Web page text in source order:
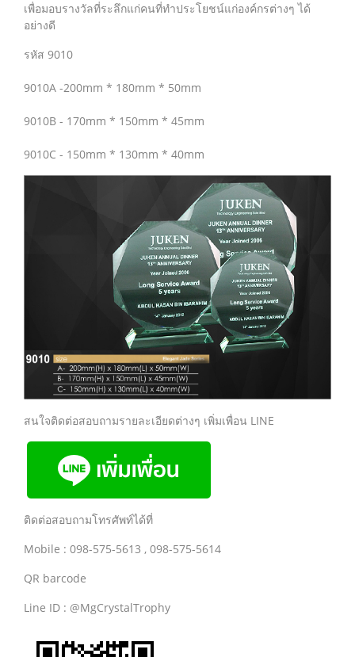
เพื่อมอบรางวัลที่ระลึกแก่คนที่ทำประโยชน์แก่องค์กรต่างๆ ได้
อย่างดี
รหัส 9010
9010A -200mm * 180mm * 50mm
9010B - 170mm * 150mm * 45mm
9010C - 150mm * 130mm * 40mm
สนใจติดต่อสอบถามรายละเอียดต่างๆ เพิ่มเพื่อน LINE
ติดต่อสอบถามโทรศัพท์ได้ที่
Mobile : 098-575-5613 , 098-575-5614
QR barcode
Line ID : @MgCrystalTrophy